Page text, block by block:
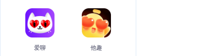
爱聊 他趣